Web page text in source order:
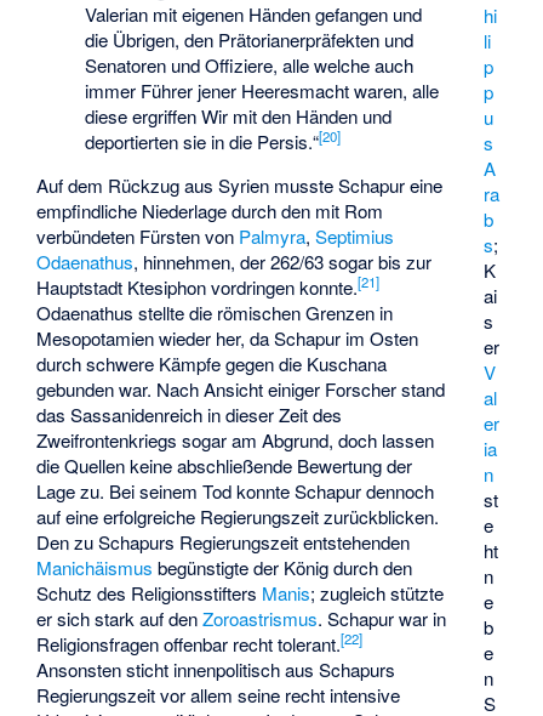
hi
li
p
p
u
s
A
ra
b
s;
K
ai
s
er
V
al
er
ia
n
st
e
ht
n
e
b
e
n
S
Valerian mit eigenen Händen gefangen und
die Übrigen, den Prätorianerpräfekten und
Senatoren und Offiziere, alle welche auch
immer Führer jener Heeresmacht waren, alle
diese ergriffen Wir mit den Händen und
deportierten sie in die Persis.“[20]
Auf dem Rückzug aus Syrien musste Schapur eine
empfindliche Niederlage durch den mit Rom
verbündeten Fürsten von Palmyra,Septimius
Odaenathus, hinnehmen, der 262/63 sogar bis zur
Hauptstadt Ktesiphon vordringen konnte.[21]
Odaenathus stellte die römischen Grenzen in
Mesopotamien wieder her, da Schapur im Osten
durch schwere Kämpfe gegen die Kuschana
gebunden war. Nach Ansicht einiger Forscher stand
das Sassanidenreich in dieser Zeit des
Zweifrontenkriegs sogar am Abgrund, doch lassen
die Quellen keine abschließende Bewertung der
Lage zu. Bei seinem Tod konnte Schapur dennoch
auf eine erfolgreiche Regierungszeit zurückblicken.
Den zu Schapurs Regierungszeit entstehenden
Manichäismus begünstigte der König durch den
Schutz des Religionsstifters Manis; zugleich stützte
er sich stark auf denZoroastrismus. Schapur war in
Religionsfragen offenbar recht tolerant.[22]
Ansonsten sticht innenpolitisch aus Schapurs
Regierungszeit vor allem seine recht intensive